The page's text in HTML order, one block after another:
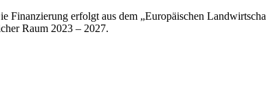
erfolgt aus dem „Europäischen
Raum 2023 – 2027.